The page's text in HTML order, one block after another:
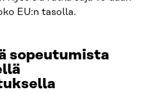
EU:n tasolla.
sopeutumista